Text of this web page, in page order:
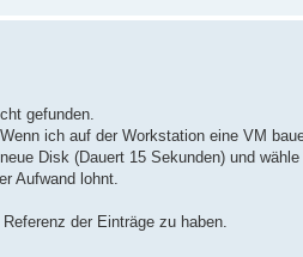
gefunden.
ich auf der Workstation eine VM
Disk (Dauert 15 Sekunden) und
Aufwand lohnt.
der Einträge zu haben.